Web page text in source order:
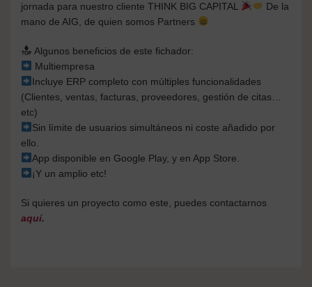
jornada para nuestro cliente THINK BIG CAPITAL
De la
mano de AIG, de quien somos Partners
Algunos beneficios de este fichador:
Multiempresa
Incluye ERP completo con múltiples funcionalidades
(Clientes, ventas, facturas, proveedores, gestión de citas…
etc)
Sin límite de usuarios simultáneos ni coste añadido por
ello.
App disponible en Google Play, y en App Store.
¡Y un amplio etc!
Si quieres un proyecto como este, puedes contactarnos
aquí.